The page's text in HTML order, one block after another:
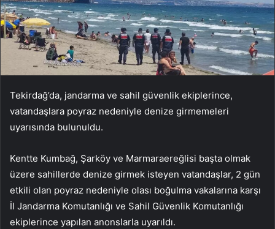
Tekirdağ’da, jandarma ve sahil güvenlik ekiplerince,
vatandaşlara poyraz nedeniyle denize girmemeleri
uyarısında bulunuldu.
Kentte Kumbağ, Şarköy ve Marmaraereğlisi başta olmak
üzere sahillerde denize girmek isteyen vatandaşlar, 2 gün
etkili olan poyraz nedeniyle olası boğulma vakalarına karşı
İl Jandarma Komutanlığı ve Sahil Güvenlik Komutanlığı
ekiplerince yapılan anonslarla uyarıldı.